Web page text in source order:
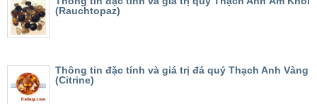
(Rauchtopaz)
Thông tin đặc tính và giá trị đá quý Thạch Anh Vàng
(Citrine)